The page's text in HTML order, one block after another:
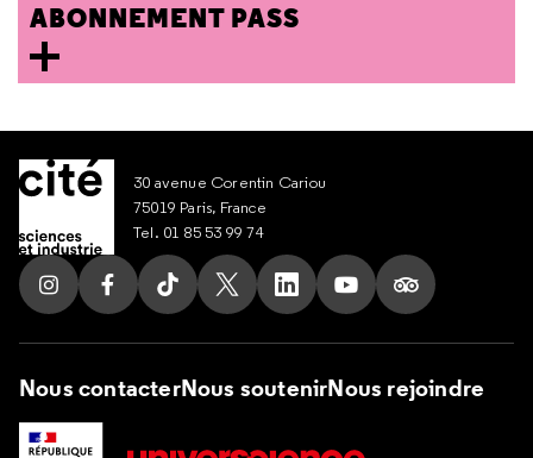
ABONNEMENT PASS
30 avenue Corentin Cariou
75019 Paris, France
Tel. 01 85 53 99 74
Suivez nous sur Instagram
Suivez nous sur Facebook
Suivez nous sur Tik Tok
Suivez nous sur X
Suivez nous sur LinkedIn
Suivez nous sur
Suivez nous
Nous contacterNous soutenirNous rejoindre